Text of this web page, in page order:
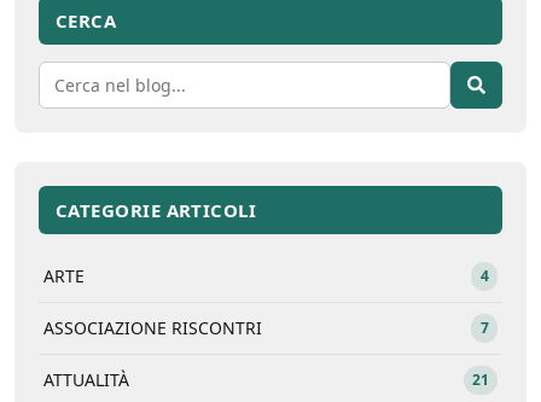
CERCA
CATEGORIE ARTICOLI
ARTE 4
ASSOCIAZIONE RISCONTRI 7
ATTUALITÀ 21